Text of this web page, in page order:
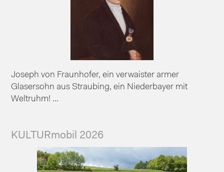
Joseph von Fraunhofer, ein verwaister armer
Glasersohn aus Straubing, ein Niederbayer mit
Weltruhm! ...
KULTURmobil 2026